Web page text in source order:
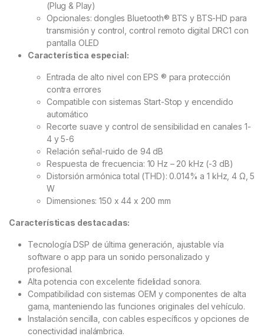
(Plug & Play)
Opcionales: dongles Bluetooth® BTS y BTS-HD para
transmisión y control, control remoto digital DRC1 con
pantalla OLED
Característica especial:
Entrada de alto nivel con EPS ® para protección
contra errores
Compatible con sistemas Start-Stop y encendido
automático
Recorte suave y control de sensibilidad en canales 1-
4 y 5-6
Relación señal-ruido de 94 dB
Respuesta de frecuencia: 10 Hz – 20 kHz (-3 dB)
Distorsión armónica total (THD): 0.014% a 1 kHz, 4 Ω, 5
W
Dimensiones: 150 x 44 x 200 mm
Características destacadas:
Tecnología DSP de última generación, ajustable vía
software o app para un sonido personalizado y
profesional.
Alta potencia con excelente fidelidad sonora.
Compatibilidad con sistemas OEM y componentes de alta
gama, manteniendo las funciones originales del vehículo.
Instalación sencilla, con cables específicos y opciones de
conectividad inalámbrica.